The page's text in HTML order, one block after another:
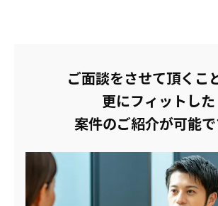
ご面談をさせて頂くこ
更にフィットした
案件のご紹介が可能で